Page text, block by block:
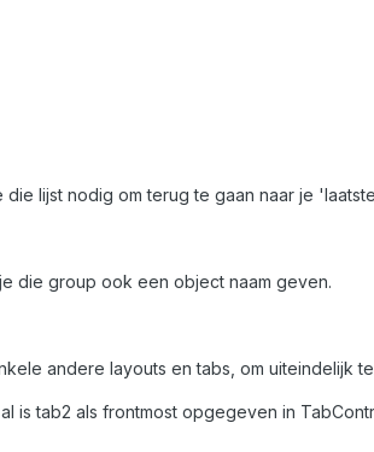
lijst nodig om terug te gaan naar je
die group ook een object naam geven.
andere layouts en tabs, om uiteindelijk
is tab2 als frontmost opgegeven in